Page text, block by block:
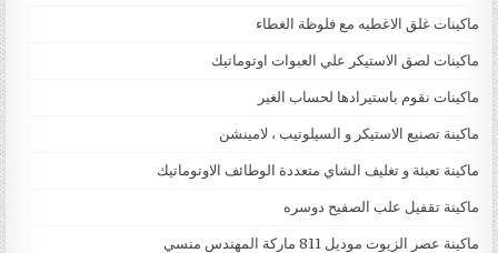
ماكينات غلق الاغطيه مع فلوظة الغطاء
ماكينات لصق الاستيكر علي العبوات اوتوماتيك
ماكينات نقوم باستيرادها لحساب الغير
ماكينة تصنيع الاستيكر و السيلوتيب ، لامينشن
ماكينة تعبئة و تغليف الشاي متعددة الوطائف الاوتوماتيك
ماكينة تقفيل علب الصفيح دوسره
ماكينة عصر الزيوت موديل 811 ماركة المهندس منسي